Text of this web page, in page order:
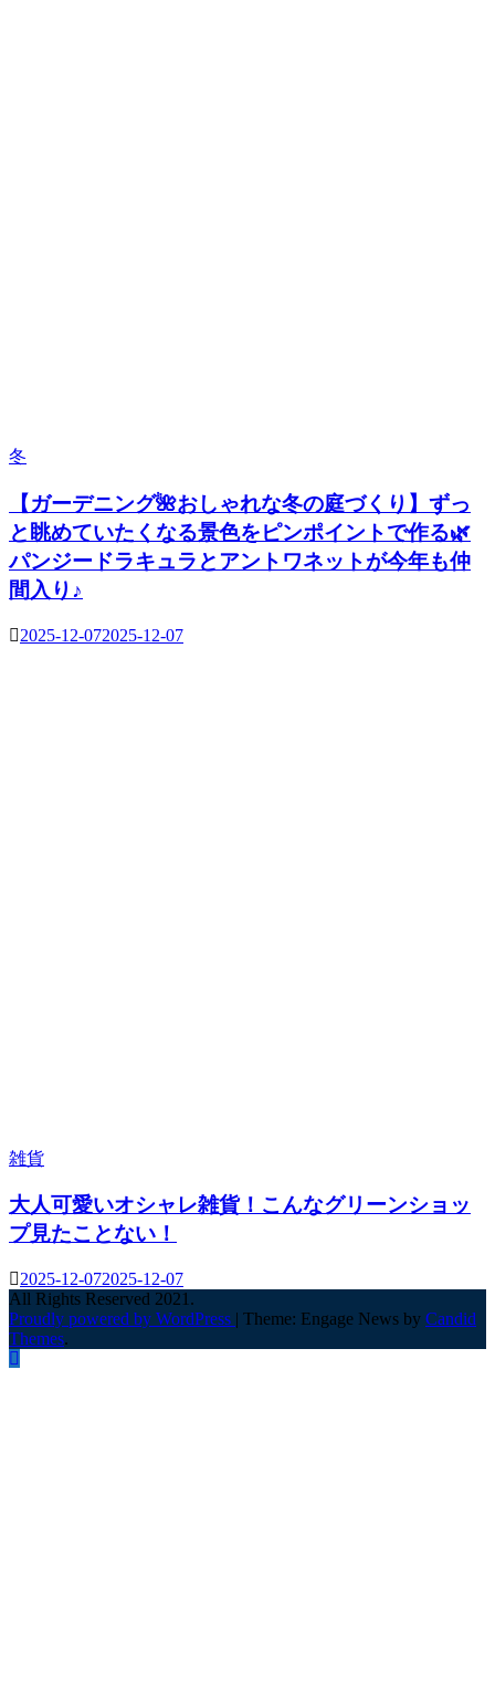
冬
【ガーデニング🌺おしゃれな冬の庭づくり】ずっ
と眺めていたくなる景色をピンポイントで作る🌿
パンジードラキュラとアントワネットが今年も仲
間入り♪
2025-12-072025-12-07
雑貨
大人可愛いオシャレ雑貨！こんなグリーンショッ
プ見たことない！
2025-12-072025-12-07
All Rights Reserved 2021.
Proudly powered by WordPress | Theme: Engage News by Candid
Themes.